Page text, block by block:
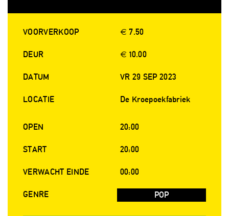
VOORVERKOOP € 7.50
DEUR € 10.00
DATUM VR 29 SEP 2023
LOCATIE De Kroepoekfabriek
OPEN 20:00
START 20:00
VERWACHT EINDE 00:00
GENRE POP